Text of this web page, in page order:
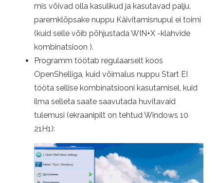
mis võivad olla kasulikud ja kasutavad palju,
paremklõpsake nuppu Käivitamisnupul ei toimi
(kuid selle võib põhjustada WIN+X -klahvide
kombinatsioon ).
Programm töötab regulaarselt koos
OpenShelliga, kuid võimalus nuppu Start EI
tööta sellise kombinatsiooni kasutamisel, kuid
ilma selleta saate saavutada huvitavaid
tulemusi (ekraanipilt on tehtud Windows 10
21H1):